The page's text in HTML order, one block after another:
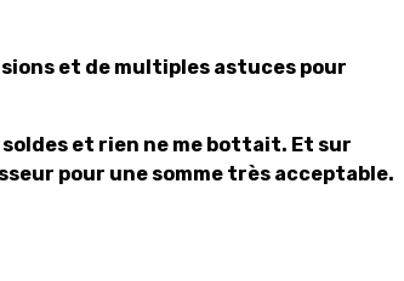
et de multiples astuces pour
et rien ne me bottait. Et sur
pour une somme très acceptable.